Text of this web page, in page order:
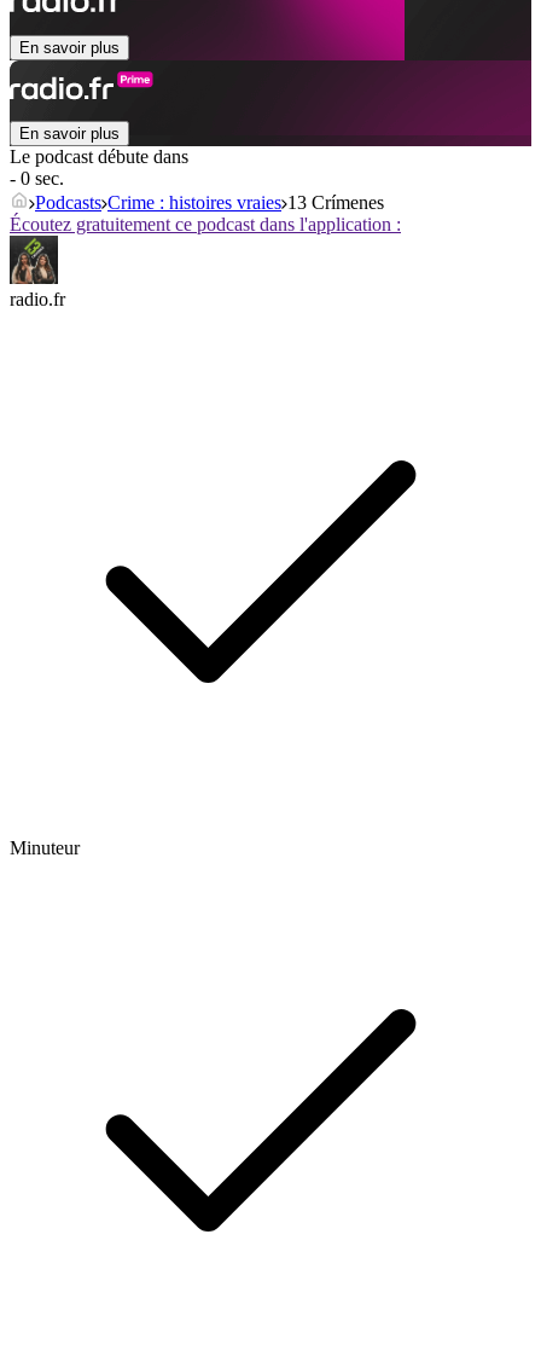
En savoir plus
En savoir plus
Le podcast débute dans
- 0 sec.
Podcasts Crime : histoires vraies 13 Crímenes
Écoutez gratuitement ce podcast dans l'application :
radio.fr
Minuteur